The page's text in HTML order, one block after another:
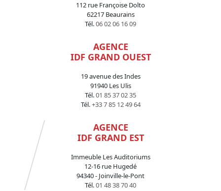
112 rue Françoise Dolto
62217 Beaurains
Tél.06 02 06 16 09
AGENCE
IDF GRAND OUEST
19 avenue des Indes
91940 Les Ulis
Tél.01 85 37 02 35
Tél.+33 7 85 12 49 64
AGENCE
IDF GRAND EST
Immeuble Les Auditoriums
12-16 rue Hugedé
94340 - Joinville-le-Pont
Tél.01 48 38 70 40